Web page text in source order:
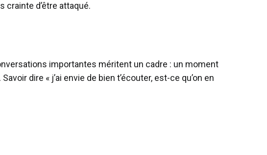
crainte d’être attaqué.
importantes méritent un cadre : un moment
dire « j’ai envie de bien t’écouter, est-ce qu’on en